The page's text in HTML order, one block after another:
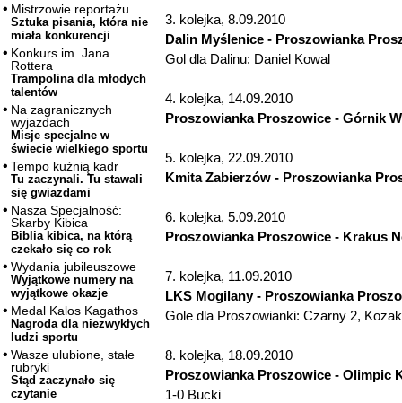
Mistrzowie reportażu
Sztuka pisania, która nie
miała konkurencji
Konkurs im. Jana
Rottera
Trampolina dla młodych
talentów
Na zagranicznych
wyjazdach
Misje specjalne w
świecie wielkiego sportu
Tempo kuźnią kadr
Tu zaczynali. Tu stawali
się gwiazdami
Nasza Specjalność:
Skarby Kibica
Biblia kibica, na którą
czekało się co rok
Wydania jubileuszowe
Wyjątkowe numery na
wyjątkowe okazje
Medal Kalos Kagathos
Nagroda dla niezwykłych
ludzi sportu
Wasze ulubione, stałe
rubryki
Stąd zaczynało się
czytanie
3. kolejka, 8.09.2010
Dalin Myślenice - Proszowianka
Gol dla Dalinu: Daniel Kowal
4. kolejka, 14.09.2010
Proszowianka Proszowice - Górnik
5. kolejka, 22.09.2010
Kmita Zabierzów - Proszowianka
6. kolejka, 5.09.2010
Proszowianka Proszowice - Krakus
7. kolejka, 11.09.2010
LKS Mogilany - Proszowianka
Gole dla Proszowianki: Czarny 2,
8. kolejka, 18.09.2010
Proszowianka Proszowice - Olimpic
1-0 Bucki